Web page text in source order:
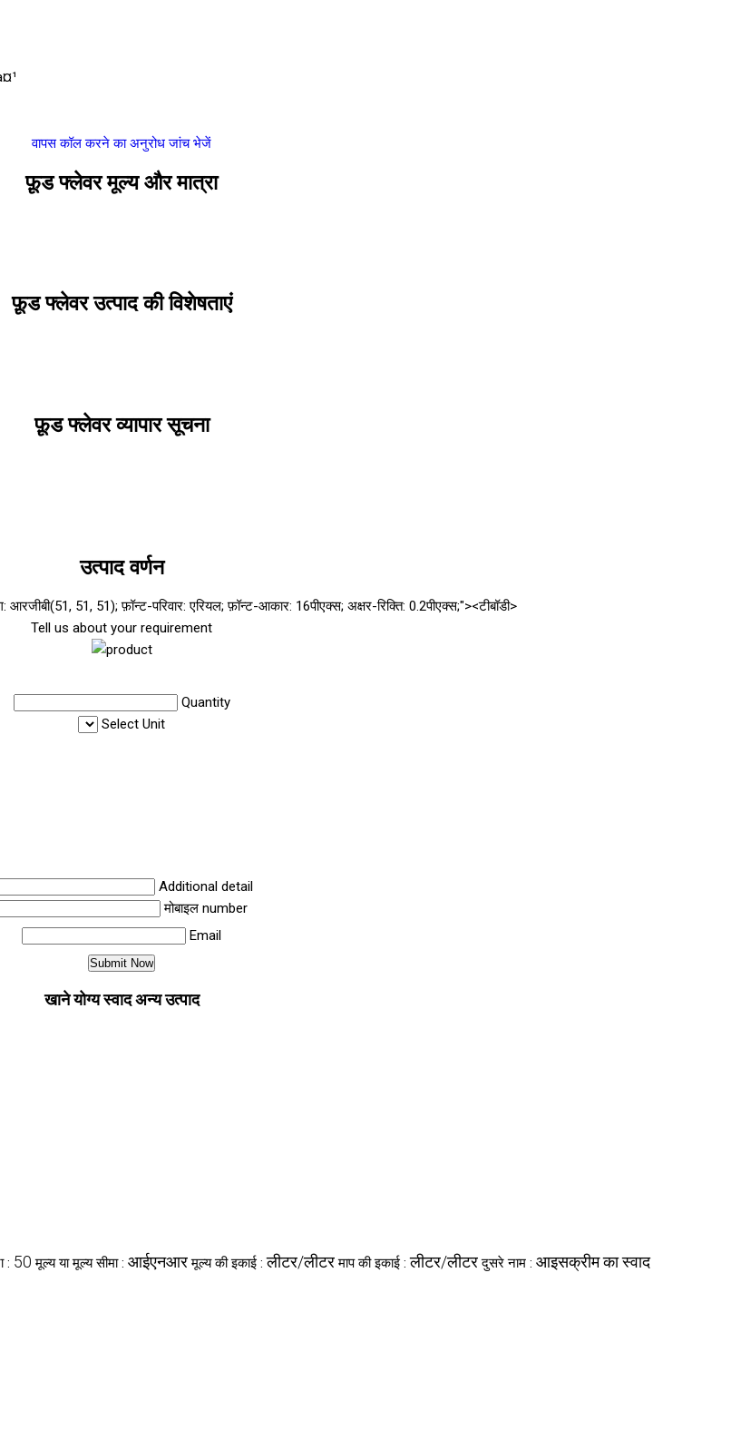
वापस कॉल करने का अनुरोध जांच भेजें
फ़ूड फ्लेवर मूल्य और मात्रा
फ़ूड फ्लेवर उत्पाद की विशेषताएं
फ़ूड फ्लेवर व्यापार सूचना
उत्पाद वर्णन
आरजीबी(51, 51, 51); फ़ॉन्ट-परिवार: एरियल; फ़ॉन्ट-आकार: 16पीएक्स; अक्षर-रिक्ति: 0.2पीएक्स;"><टीबॉडी>
Tell us about your requirement
Quantity
Select Unit
Additional detail
मोबाइल number
Email
खाने योग्य स्वाद अन्य उत्पाद
: 50 मूल्य या मूल्य सीमा : आईएनआर मूल्य की इकाई :लीटर/लीटर माप की इकाई :लीटर/लीटर दुसरे नाम : आइसक्रीम का स्वाद